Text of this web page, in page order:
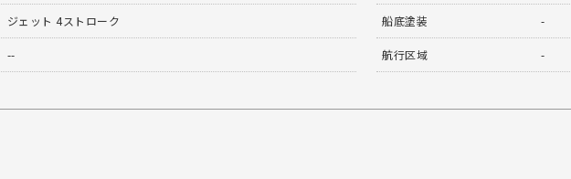
ジェット 4ストローク
--
船底塗装 -
航行区域 -